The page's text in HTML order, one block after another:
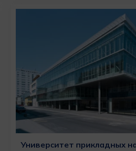
Университет прикладных